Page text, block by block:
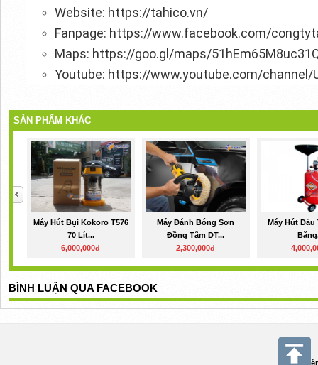
Website: https://tahico.vn/
Fanpage: https://www.facebook.com/
Maps: https://goo.gl/maps/
Youtube: https://www.youtube.com/channel/
SẢN PHẨM KHÁC
Máy Hút Bụi Kokoro T576
70 Lít...
6,000,000đ
Máy Đánh Bóng Sơn
Đồng Tâm DT...
2,300,000đ
Máy Hút
BÌNH LUẬN QUA FACEBOOK